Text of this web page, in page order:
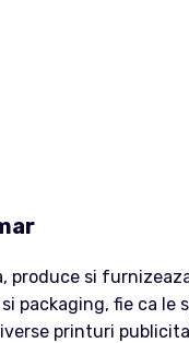
produce si
packaging, fie ca le
printuri